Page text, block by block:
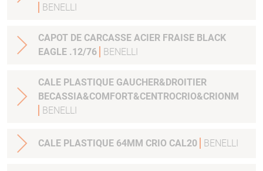
BENELLI
CAPOT DE CARCASSE ACIER FRAISE BLACK
EAGLE .12/76
BENELLI
CALE PLASTIQUE GAUCHER&DROITIER
BECASSIA&COMFORT&CENTROCRIO&CRIONM
BENELLI
CALE PLASTIQUE 64MM CRIO CAL20 BENELLI